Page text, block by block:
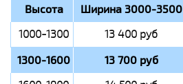
Высота Ширина 3000-3500
1000-1300 13 400 руб
1300-1600 13 700 руб